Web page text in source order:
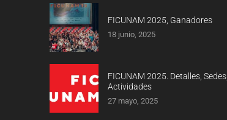
FICUNAM 2025, Ganadores
18 junio, 2025
FICUNAM 2025. Detalles, Sedes,
Actividades
27 mayo, 2025